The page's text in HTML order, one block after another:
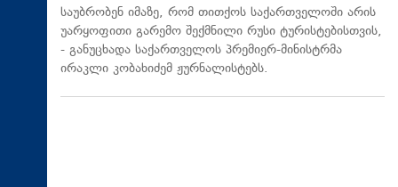
საუბრობენ იმაზე, რომ თითქოს საქართველოში არის
უარყოფითი გარემო შექმნილი რუსი ტურისტებისთვის,
- განუცხადა საქართველოს პრემიერ-მინისტრმა
ირაკლი კობახიძემ ჟურნალისტებს.